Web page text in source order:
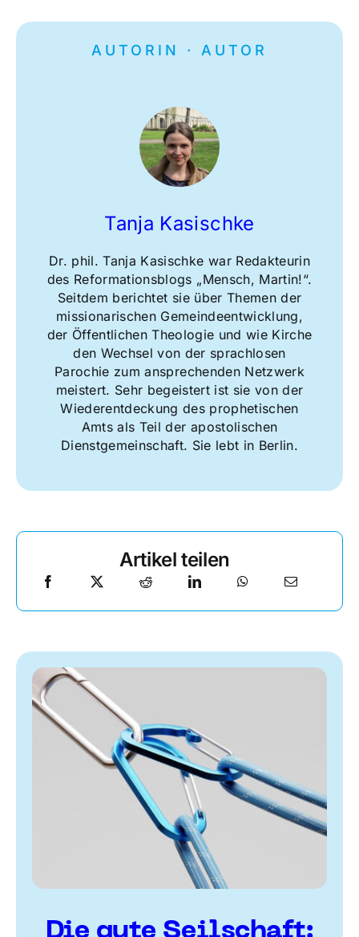
AUTORIN · AUTOR
Tanja Kasischke
Dr. phil. Tanja Kasischke war Redakteurin
des Reformationsblogs „Mensch, Martin!“.
Seitdem berichtet sie über Themen der
missionarischen Gemeindeentwicklung,
der Öffentlichen Theologie und wie Kirche
den Wechsel von der sprachlosen
Parochie zum ansprechenden Netzwerk
meistert. Sehr begeistert ist sie von der
Wiederentdeckung des prophetischen
Amts als Teil der apostolischen
Dienstgemeinschaft. Sie lebt in Berlin.
Artikel teilen
Die gute Seilschaft: